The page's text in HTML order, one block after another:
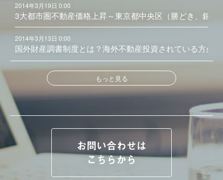
2014年3月19日 0:00
3大都市圏不動産価格上昇～東京都中央区（勝どき、銀座
2014年3月13日 0:00
国外財産調書制度とは？海外不動産投資されている方必見
もっと見る
お問い合わせは
こちらから